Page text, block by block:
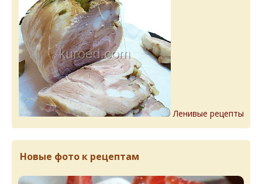
Ленивые рецепты
Новые фото к рецептам